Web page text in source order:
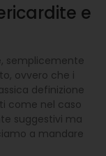
e
semplicemente
ovvero che i
definizione
come nel caso
suggestivi ma
a mandare